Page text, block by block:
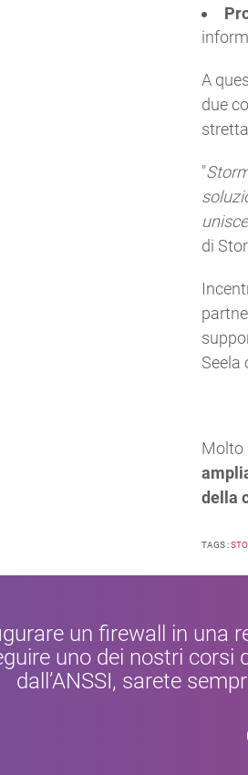
A
due
"
di
Seela
Molto
della
TAGS :
un firewall in una
uno dei nostri corsi
dall’ANSSI, sarete